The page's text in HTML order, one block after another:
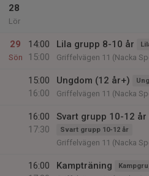
28
Lör
29
Sön
14:00
15:00
Lila grupp 8-10 år
Griffelvägen 11 (Nacka
15:00
16:00
Ungdom (12 år+)
Griffelvägen 11 (Nacka
16:00
17:30
Svart grupp 10-12
Svart grupp 10-12 år
Griffelvägen 11 (Nacka
16:00
Kampträning